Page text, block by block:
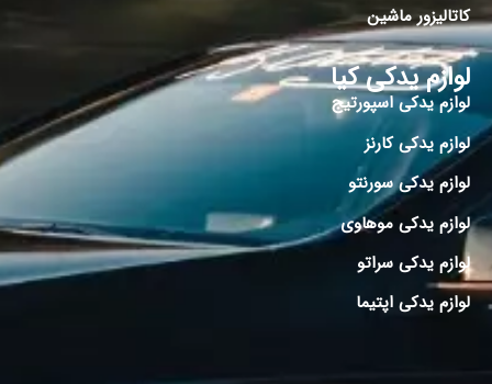
کاتالیزور ماشین
لوازم یدکی کیا
لوازم یدکی اسپورتیج
لوازم یدکی کارنز
لوازم یدکی سورنتو
لوازم یدکی موهاوی
لوازم یدکی سراتو
لوازم یدکی اپتیما